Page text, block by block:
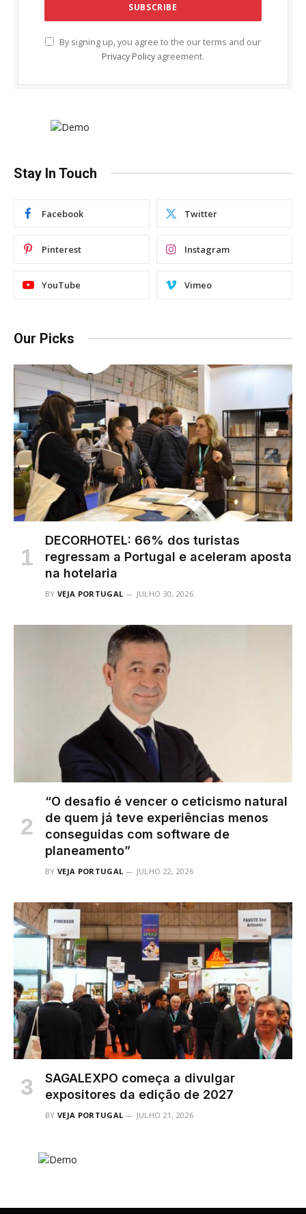
By signing up, you agree to the our terms and our
Privacy Policy agreement.
Stay In Touch
Facebook Twitter
Pinterest Instagram
YouTube Vimeo
Our Picks
DECORHOTEL: 66% dos turistas
regressam a Portugal e aceleram aposta
na hotelaria
BY VEJA PORTUGAL JULHO 30, 2026
“O desafio é vencer o ceticismo natural
de quem já teve experiências menos
conseguidas com software de
planeamento”
BY VEJA PORTUGAL JULHO 22, 2026
SAGALEXPO começa a divulgar
expositores da edição de 2027
BY VEJA PORTUGAL JULHO 21, 2026